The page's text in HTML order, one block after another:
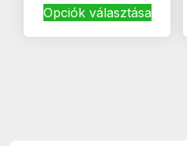
Opciók választásaa